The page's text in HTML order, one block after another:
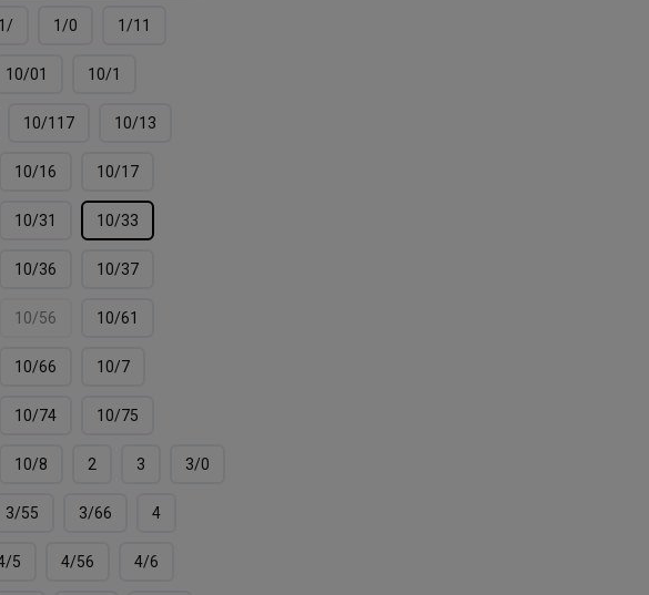
1/ 1/0 1/11
10/01 10/1
10/117 10/13
10/16 10/17
10/31 10/33
10/36 10/37
10/56 10/61
10/66 10/7
10/74 10/75
10/8 2 3 3/0
3/55 3/66 4
5 4/56 4/6